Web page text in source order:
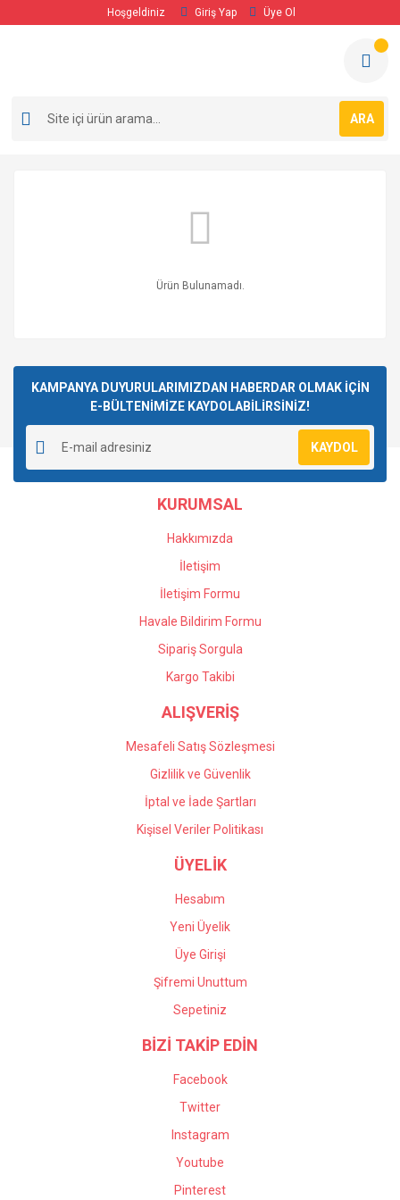
Hoşgeldiniz Giriş Yap Üye Ol
ARA
Ürün Bulunamadı.
KAMPANYA DUYURULARIMIZDAN HABERDAR OLMAK İÇİN
E-BÜLTENİMİZE KAYDOLABİLİRSİNİZ!
KAYDOL
KURUMSAL
Hakkımızda
İletişim
İletişim Formu
Havale Bildirim Formu
Sipariş Sorgula
Kargo Takibi
ALIŞVERİŞ
Mesafeli Satış Sözleşmesi
Gizlilik ve Güvenlik
İptal ve İade Şartları
Kişisel Veriler Politikası
ÜYELİK
Hesabım
Yeni Üyelik
Üye Girişi
Şifremi Unuttum
Sepetiniz
BİZİ TAKİP EDİN
Facebook
Twitter
Instagram
Youtube
Pinterest